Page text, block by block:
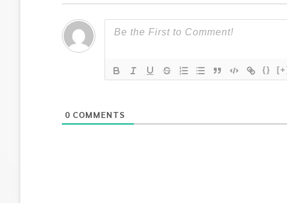
{} [+]
0 COMMENTS